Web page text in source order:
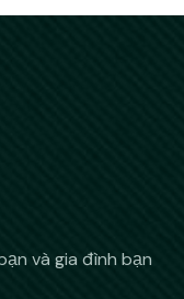
và gia đình bạn